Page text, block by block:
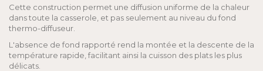
Cette construction permet une diffusion uniforme de la chaleur
dans toute la casserole, et pas seulement au niveau du fond
thermo-diffuseur.
L'absence de fond rapporté rend la montée et la descente de la
température rapide, facilitant ainsi la cuisson des plats les plus
délicats.